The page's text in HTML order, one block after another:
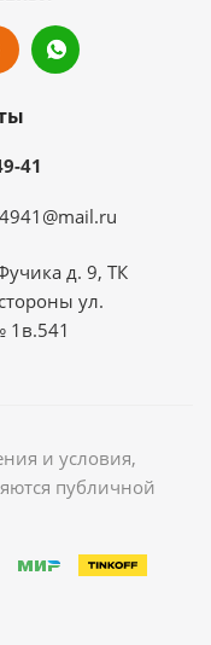
41
д. 9, ТК
ул.
1в.541
и условия,
публичной